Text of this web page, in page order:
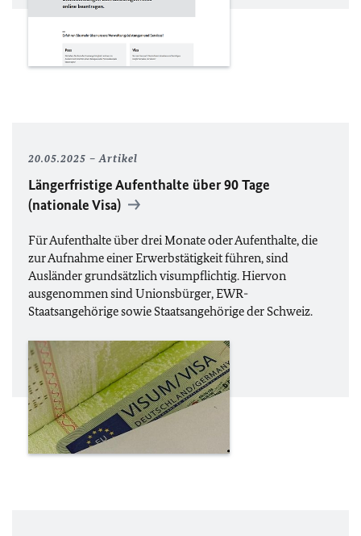
20.05.2025 Artikel
Längerfristige Aufenthalte über 90 Tage
(nationale Visa)
Für Aufenthalte über drei Monate oder Aufenthalte, die
zur Aufnahme einer Erwerbstätigkeit führen, sind
Ausländer grundsätzlich visumpflichtig. Hiervon
ausgenommen sind Unionsbürger,EWR-
Staatsangehörige sowie Staatsangehörige der Schweiz.